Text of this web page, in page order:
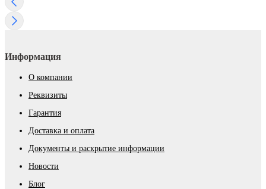
Информация
О компании
Реквизиты
Гарантия
Доставка и оплата
Документы и раскрытие информации
Новости
Блог